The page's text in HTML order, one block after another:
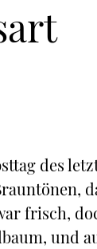
des
frisch,
und